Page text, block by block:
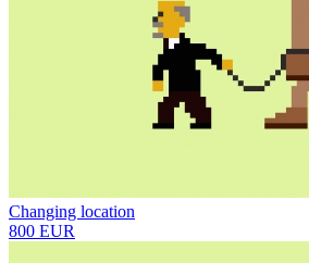
Changing location
800 EUR